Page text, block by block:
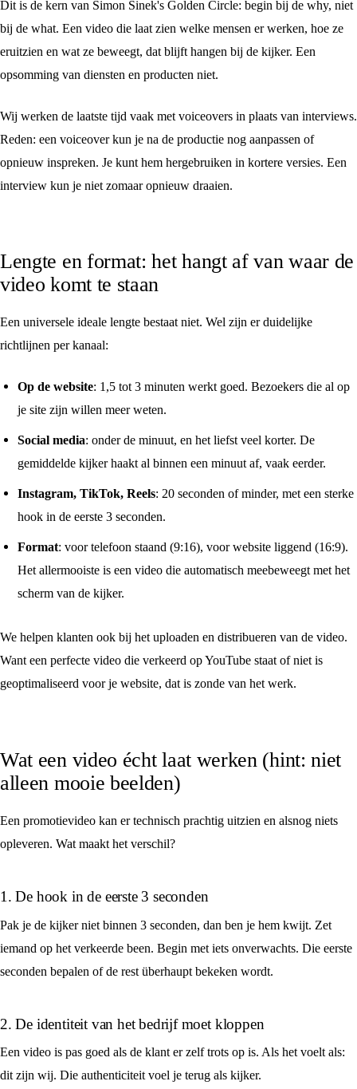
Dit is de kern van Simon Sinek's Golden Circle: begin bij de why, niet
bij de what. Een video die laat zien welke mensen er werken, hoe ze
eruitzien en wat ze beweegt, dat blijft hangen bij de kijker. Een
opsomming van diensten en producten niet.
Wij werken de laatste tijd vaak met voiceovers in plaats van interviews.
Reden: een voiceover kun je na de productie nog aanpassen of
opnieuw inspreken. Je kunt hem hergebruiken in kortere versies. Een
interview kun je niet zomaar opnieuw draaien.
Lengte en format: het hangt af van waar de
video komt te staan
Een universele ideale lengte bestaat niet. Wel zijn er duidelijke
richtlijnen per kanaal:
Op de website: 1,5 tot 3 minuten werkt goed. Bezoekers die al op
je site zijn willen meer weten.
Social media: onder de minuut, en het liefst veel korter. De
gemiddelde kijker haakt al binnen een minuut af, vaak eerder.
Instagram, TikTok, Reels: 20 seconden of minder, met een sterke
hook in de eerste 3 seconden.
Format: voor telefoon staand (9:16), voor website liggend (16:9).
Het allermooiste is een video die automatisch meebeweegt met het
scherm van de kijker.
We helpen klanten ook bij het uploaden en distribueren van de video.
Want een perfecte video die verkeerd op YouTube staat of niet is
geoptimaliseerd voor je website, dat is zonde van het werk.
Wat een video écht laat werken (hint: niet
alleen mooie beelden)
Een promotievideo kan er technisch prachtig uitzien en alsnog niets
opleveren. Wat maakt het verschil?
1. De hook in de eerste 3 seconden
Pak je de kijker niet binnen 3 seconden, dan ben je hem kwijt. Zet
iemand op het verkeerde been. Begin met iets onverwachts. Die eerste
seconden bepalen of de rest überhaupt bekeken wordt.
2. De identiteit van het bedrijf moet kloppen
Een video is pas goed als de klant er zelf trots op is. Als het voelt als:
dit zijn wij. Die authenticiteit voel je terug als kijker.